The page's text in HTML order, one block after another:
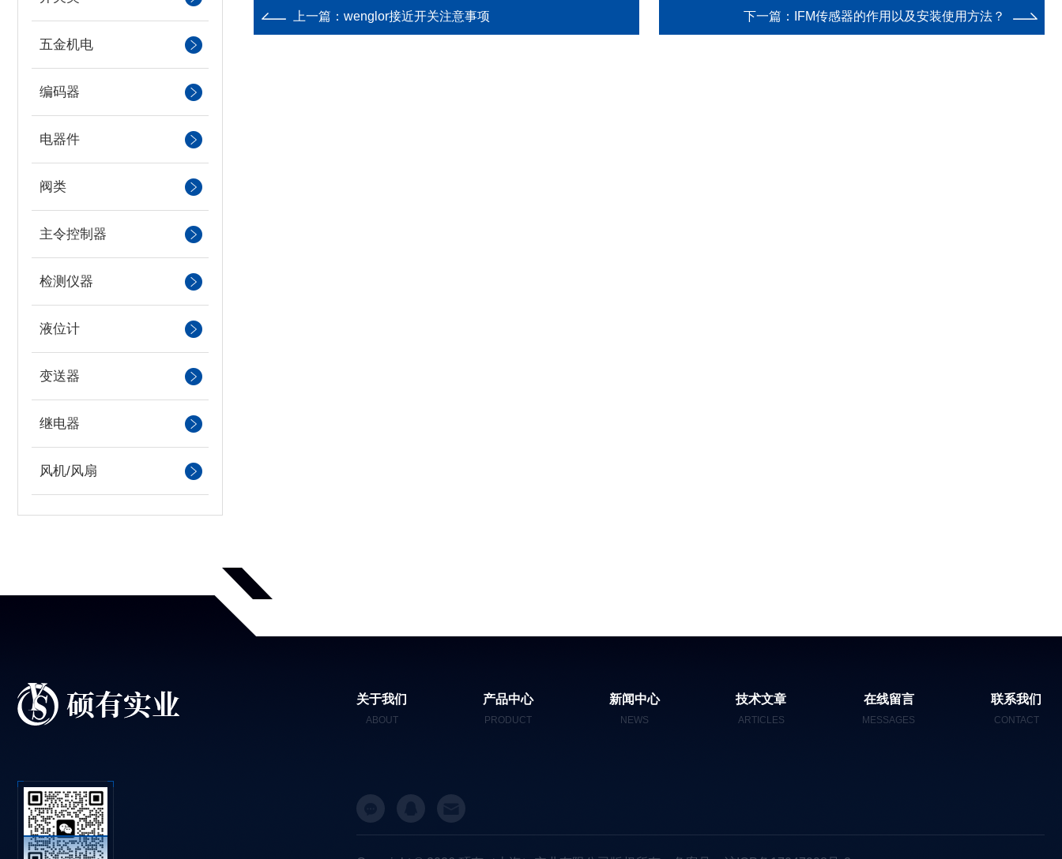
五金机电
编码器
电器件
阀类
主令控制器
检测仪器
液位计
变送器
继电器
风机/风扇
上一篇： wenglor接近开关注意事项 下一篇： IFM传感器的作用以及安装使用方法？
关于我们
ABOUT
产品中心
PRODUCT
新闻中心
NEWS
技术文章
ARTICLES
在线留言
MESSAGES
联系我们
CONTACT